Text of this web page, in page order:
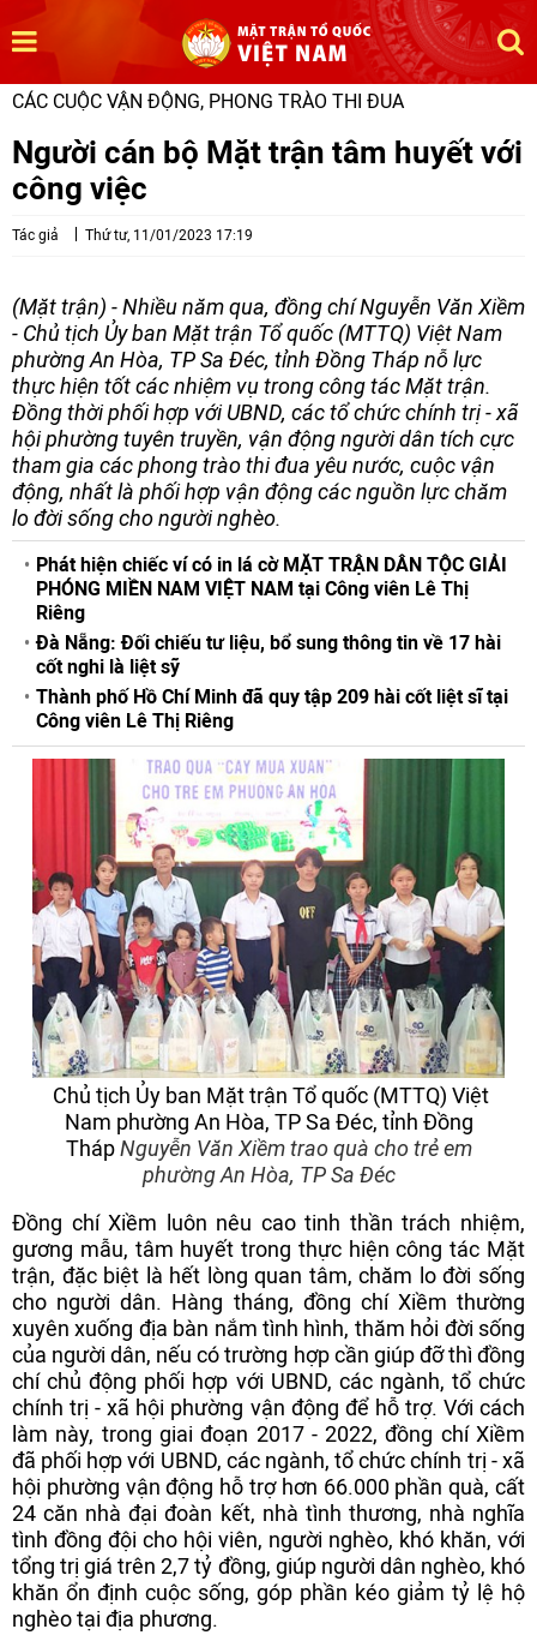
CÁC CUỘC VẬN ĐỘNG, PHONG TRÀO THI ĐUA
Người cán bộ Mặt trận tâm huyết với
công việc
Tác giả Thứ tư, 11/01/2023 17:19
(Mặt trận) - Nhiều năm qua, đồng chí Nguyễn Văn Xiềm
- Chủ tịch Ủy ban Mặt trận Tổ quốc (MTTQ) Việt Nam
phường An Hòa, TP Sa Đéc, tỉnh Đồng Tháp nỗ lực
thực hiện tốt các nhiệm vụ trong công tác Mặt trận.
Đồng thời phối hợp với UBND, các tổ chức chính trị - xã
hội phường tuyên truyền, vận động người dân tích cực
tham gia các phong trào thi đua yêu nước, cuộc vận
động, nhất là phối hợp vận động các nguồn lực chăm
lo đời sống cho người nghèo.
Phát hiện chiếc ví có in lá cờ MẶT TRẬN DÂN TỘC GIẢI
PHÓNG MIỀN NAM VIỆT NAM tại Công viên Lê Thị
Riêng
Đà Nẵng: Đối chiếu tư liệu, bổ sung thông tin về 17 hài
cốt nghi là liệt sỹ
Thành phố Hồ Chí Minh đã quy tập 209 hài cốt liệt sĩ tại
Công viên Lê Thị Riêng
Chủ tịch Ủy ban Mặt trận Tổ quốc (MTTQ) Việt
Nam phường An Hòa, TP Sa Đéc, tỉnh Đồng
ThápNguyễn Văn Xiềm trao quà cho trẻ em
phường An Hòa, TP Sa Đéc
Đồng chí Xiềm luôn nêu cao tinh thần trách nhiệm,
gương mẫu, tâm huyết trong thực hiện công tác Mặt
trận, đặc biệt là hết lòng quan tâm, chăm lo đời sống
cho người dân. Hàng tháng, đồng chí Xiềm thường
xuyên xuống địa bàn nắm tình hình, thăm hỏi đời sống
của người dân, nếu có trường hợp cần giúp đỡ thì đồng
chí chủ động phối hợp với UBND, các ngành, tổ chức
chính trị - xã hội phường vận động để hỗ trợ. Với cách
làm này, trong giai đoạn 2017 - 2022, đồng chí Xiềm
đã phối hợp với UBND, các ngành, tổ chức chính trị - xã
hội phường vận động hỗ trợ hơn 66.000 phần quà, cất
24 căn nhà đại đoàn kết, nhà tình thương, nhà nghĩa
tình đồng đội cho hội viên, người nghèo, khó khăn, với
tổng trị giá trên 2,7 tỷ đồng, giúp người dân nghèo, khó
khăn ổn định cuộc sống, góp phần kéo giảm tỷ lệ hộ
nghèo tại địa phương.